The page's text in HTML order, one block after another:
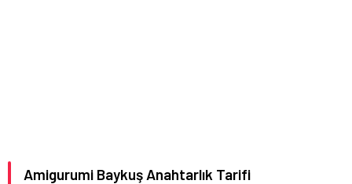
Amigurumi Baykuş Anahtarlık Tarifi